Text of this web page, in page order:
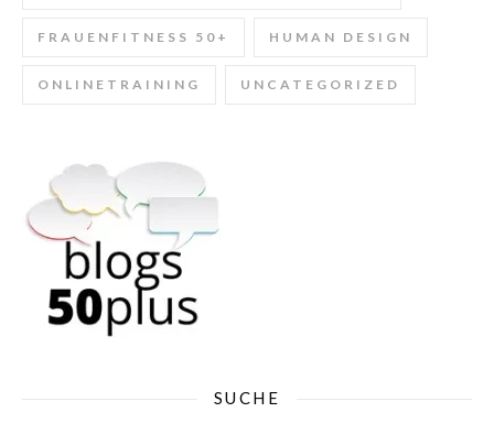
FRAUENFITNESS 50+ HUMAN DESIGN
ONLINETRAINING UNCATEGORIZED
SUCHE